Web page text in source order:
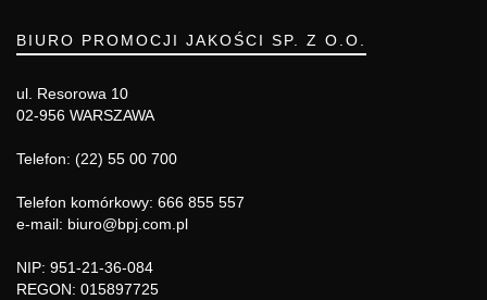
BIURO PROMOCJI JAKOŚCI SP. Z O.O.
ul. Resorowa 10
02-956 WARSZAWA
Telefon: (22) 55 00 700
Telefon komórkowy: 666 855 557
e-mail: biuro@bpj.com.pl
NIP: 951-21-36-084
REGON: 015897725